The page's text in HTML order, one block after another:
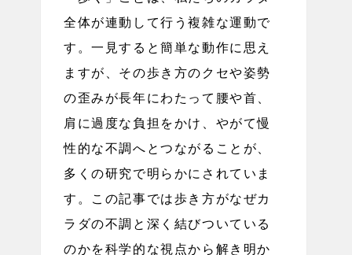
全体が連動して行う複雑な運動で
す。一見すると簡単な動作に思え
ますが、その歩き方のクセや姿勢
の歪みが長年にわたって腰や首、
肩に過度な負担をかけ、やがて慢
性的な不調へとつながることが、
多くの研究で明らかにされていま
す。この記事では歩き方がなぜカ
ラダの不調と深く結びついている
のかを科学的な視点から解き明か